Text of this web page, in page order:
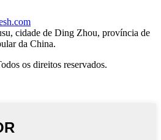
cidade de Ding Zhou, província de
da China.
os direitos reservados.